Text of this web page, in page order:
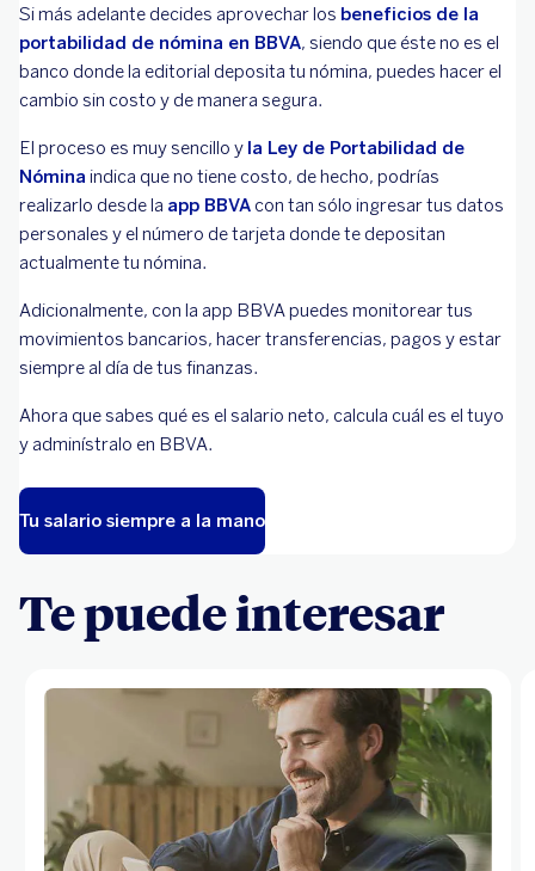
Si más adelante decides aprovechar los beneficios de la
portabilidad de nómina en BBVA, siendo que éste no es el
banco donde la editorial deposita tu nómina, puedes hacer el
cambio sin costo y de manera segura.
El proceso es muy sencillo y la Ley de Portabilidad de
Nómina indica que no tiene costo, de hecho, podrías
realizarlo desde la app BBVA con tan sólo ingresar tus datos
personales y el número de tarjeta donde te depositan
actualmente tu nómina.
Adicionalmente, con la app BBVA puedes monitorear tus
movimientos bancarios, hacer transferencias, pagos y estar
siempre al día de tus finanzas.
Ahora que sabes qué es el salario neto, calcula cuál es el tuyo
y adminístralo en BBVA.
Tu salario siempre a la mano
Te puede interesar